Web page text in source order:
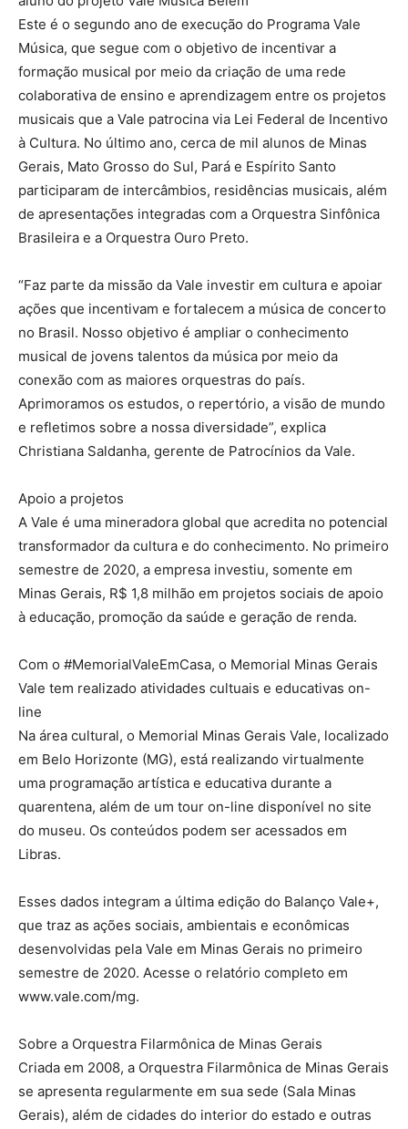
Este é o segundo ano de execução do Programa Vale
Música, que segue com o objetivo de incentivar a
formação musical por meio da criação de uma rede
colaborativa de ensino e aprendizagem entre os projetos
musicais que a Vale patrocina via Lei Federal de Incentivo
à Cultura. No último ano, cerca de mil alunos de Minas
Gerais, Mato Grosso do Sul, Pará e Espírito Santo
participaram de intercâmbios, residências musicais, além
de apresentações integradas com a Orquestra Sinfônica
Brasileira e a Orquestra Ouro Preto.
“Faz parte da missão da Vale investir em cultura e apoiar
ações que incentivam e fortalecem a música de concerto
no Brasil. Nosso objetivo é ampliar o conhecimento
musical de jovens talentos da música por meio da
conexão com as maiores orquestras do país.
Aprimoramos os estudos, o repertório, a visão de mundo
e refletimos sobre a nossa diversidade”, explica
Christiana Saldanha, gerente de Patrocínios da Vale.
Apoio a projetos
A Vale é uma mineradora global que acredita no potencial
transformador da cultura e do conhecimento. No primeiro
semestre de 2020, a empresa investiu, somente em
Minas Gerais, R$ 1,8 milhão em projetos sociais de apoio
à educação, promoção da saúde e geração de renda.
Com o #MemorialValeEmCasa, o Memorial Minas Gerais
Vale tem realizado atividades cultuais e educativas on-
line
Na área cultural, o Memorial Minas Gerais Vale, localizado
em Belo Horizonte (MG), está realizando virtualmente
uma programação artística e educativa durante a
quarentena, além de um tour on-line disponível no site
do museu. Os conteúdos podem ser acessados em
Libras.
Esses dados integram a última edição do Balanço Vale+,
que traz as ações sociais, ambientais e econômicas
desenvolvidas pela Vale em Minas Gerais no primeiro
semestre de 2020. Acesse o relatório completo em
www.vale.com/mg.
Sobre a Orquestra Filarmônica de Minas Gerais
Criada em 2008, a Orquestra Filarmônica de Minas Gerais
se apresenta regularmente em sua sede (Sala Minas
Gerais), além de cidades do interior do estado e outras